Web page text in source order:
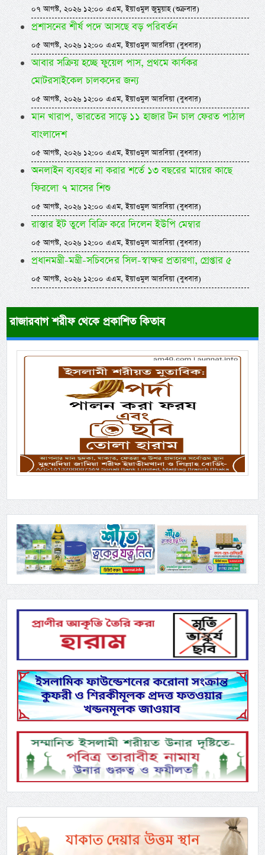
০৭ আগস্ট, ২০২৬ ১২:০০ এএম, ইয়াওমুল জুমুয়াহ (শুক্রবার)
প্রশাসনের শীর্ষ পদে আসছে বড় পরিবর্তন
০৫ আগস্ট, ২০২৬ ১২:০০ এএম, ইয়াওমুল আরবিয়া (বুধবার)
আবার সক্রিয় হচ্ছে ফুয়েল পাস, প্রথমে কার্যকর
মোটরসাইকেল চালকদের জন্য
০৫ আগস্ট, ২০২৬ ১২:০০ এএম, ইয়াওমুল আরবিয়া (বুধবার)
মান খারাপ, ভারতের সাড়ে ১১ হাজার টন চাল ফেরত পাঠাল
বাংলাদেশ
০৫ আগস্ট, ২০২৬ ১২:০০ এএম, ইয়াওমুল আরবিয়া (বুধবার)
অনলাইন ব্যবহার না করার শর্তে ১৩ বছরের মায়ের কাছে
ফিরলো ৭ মাসের শিশু
০৫ আগস্ট, ২০২৬ ১২:০০ এএম, ইয়াওমুল আরবিয়া (বুধবার)
রাস্তার ইট তুলে বিক্রি করে দিলেন ইউপি মেম্বার
০৫ আগস্ট, ২০২৬ ১২:০০ এএম, ইয়াওমুল আরবিয়া (বুধবার)
প্রধানমন্ত্রী-মন্ত্রী-সচিবদের সিল-স্বাক্ষর প্রতারণা, গ্রেপ্তার ৫
০৫ আগস্ট, ২০২৬ ১২:০০ এএম, ইয়াওমুল আরবিয়া (বুধবার)
রাজারবাগ শরীফ থেকে প্রকাশিত কিতাব